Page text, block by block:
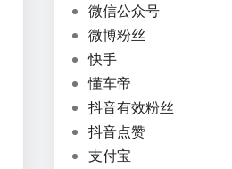
微信公众号
微博粉丝
快手
懂车帝
抖音有效粉丝
抖音点赞
支付宝